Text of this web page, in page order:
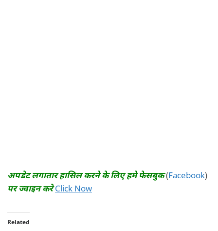
अपडेट लगातार हासिल करने के लिए हमे फेसबुक(Facebook)
पर ज्वाइन करे Click Now
Related